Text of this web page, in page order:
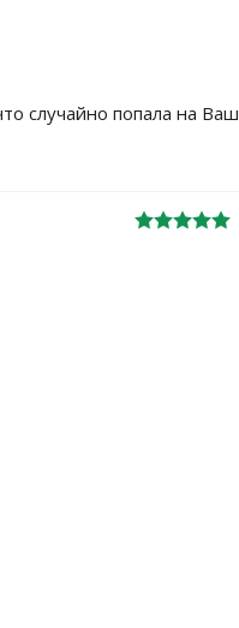
случайно попала на Ваш